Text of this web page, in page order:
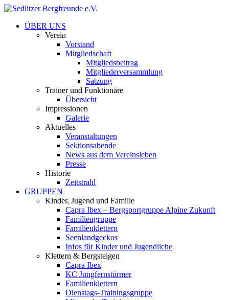
ÜBER UNS
Verein
Vorstand
Mitgliedschaft
Mitgliedsbeitrag
Mitgliederversammlung
Satzung
Trainer und Funktionäre
Übersicht
Impressionen
Galerie
Aktuelles
Veranstaltungen
Sektionsabende
News aus dem Vereinsleben
Presse
Historie
Zeitstrahl
GRUPPEN
Kinder, Jugend und Familie
Capra Ibex – Bergsportgruppe Alpine Zukunft
Familiengruppe
Familienklettern
Seenlandgeckos
Infos für Kinder und Jugendliche
Klettern & Bergsteigen
Capra Ibex
KC Jungfernstürmer
Familienklettern
Dienstags-Trainingsgruppe